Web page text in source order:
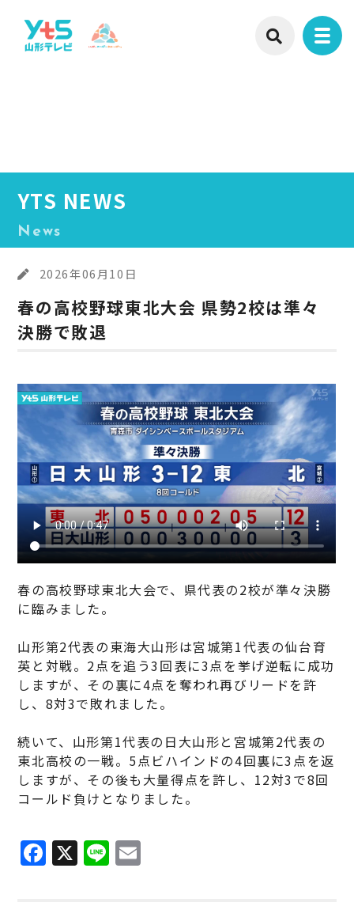
YTS NEWS
News
2026年06月10日
春の高校野球東北大会 県勢2校は準々
決勝で敗退
春の高校野球東北大会で、県代表の2校が準々決勝
に臨みました。
山形第2代表の東海大山形は宮城第1代表の仙台育
英と対戦。2点を追う3回表に3点を挙げ逆転に成功
しますが、その裏に4点を奪われ再びリードを許
し、8対3で敗れました。
続いて、山形第1代表の日大山形と宮城第2代表の
東北高校の一戦。5点ビハインドの4回裏に3点を返
しますが、その後も大量得点を許し、12対3で8回
コールド負けとなりました。
F
a
X Li
n